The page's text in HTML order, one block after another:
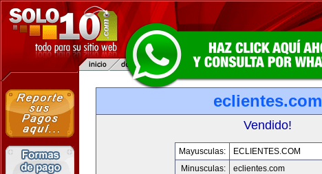
eclientes.com
Vendido!
Mayusculas:
ECLIENTES.COM
Minusculas:
eclientes.com